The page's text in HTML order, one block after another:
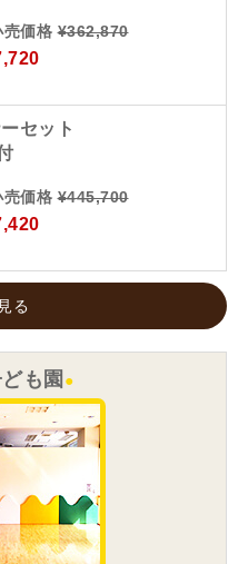
売価格¥362,870
セット
売価格¥445,700
る
も園 ●